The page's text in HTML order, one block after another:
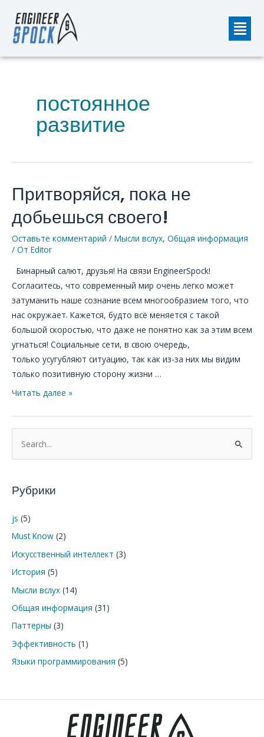
содержимому
постоянное
развитие
Притворяйся, пока не
добьешься своего!
Оставьте комментарий / Мысли вслух, Общая информация
/ От Editor
Бинарный салют, друзья! На связи EngineerSpock!
Согласитесь, что современный мир очень легко может
затуманить наше сознание всем многообразием того, что
нас окружает. Кажется, будто всё меняется с такой
большой скоростью, что даже не понятно как за этим всем
угнаться! Социальные сети, в свою очередь,
только усугубляют ситуацию, так как из-за них мы видим
только позитивную сторону жизни …
Притворяйся,
пока
не
добьешься
своего!
Читать далее »
о
с
:
Рубрики
js (5)
Must Know (2)
Искусственный интеллект (3)
История (5)
Мысли вслух (14)
Общая информация (31)
Паттерны (3)
Эффективность (1)
Языки программирования (5)